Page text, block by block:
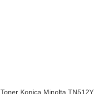
Toner Konica Minolta TN512Y